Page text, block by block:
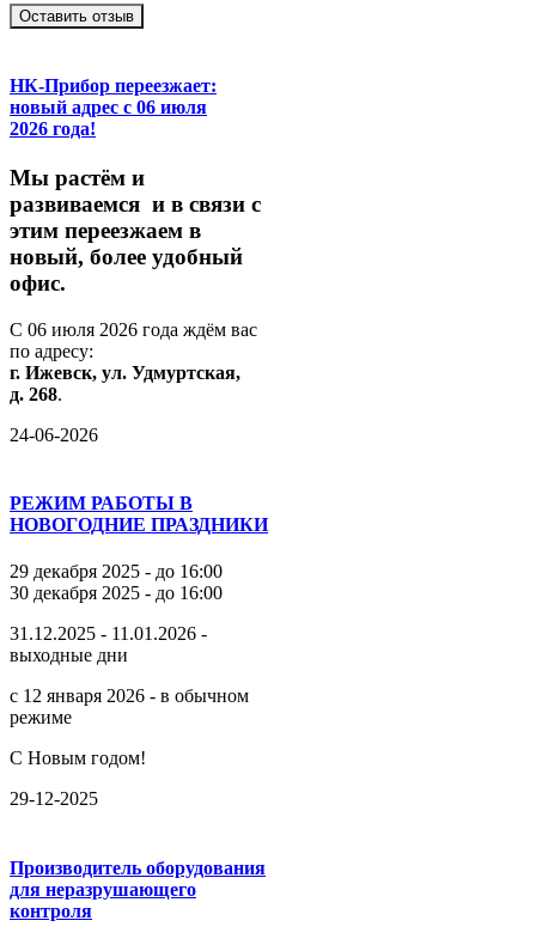
Оставить отзыв
НК-Прибор переезжает:
новый адрес с 06 июля
2026 года!
Мы растём и
развиваемся и в связи с
этим переезжаем в
новый, более удобный
офис.
С 06 июля 2026 года ждём вас
по адресу:
г. Ижевск, ул. Удмуртская,
д. 268.
24-06-2026
РЕЖИМ РАБОТЫ В
НОВОГОДНИЕ ПРАЗДНИКИ
29 декабря 2025 - до 16:00
30 декабря 2025 - до 16:00
31.12.2025 - 11.01.2026 -
выходные дни
с 12 января 2026 - в обычном
режиме
С Новым годом!
29-12-2025
Производитель оборудования
для неразрушающего
контроля